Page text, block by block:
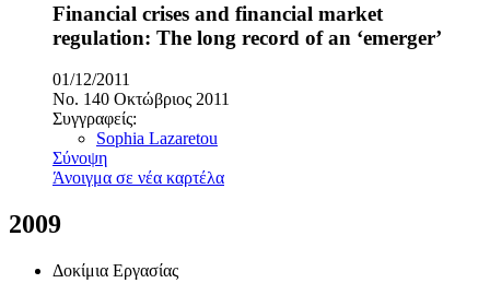
Financial crises and financial market
regulation: The long record of an ‘emerger’
01/12/2011
No. 140 Οκτώβριος 2011
Συγγραφείς:
Sophia Lazaretou
Σύνοψη
Άνοιγμα σε νέα καρτέλα
2009
Δοκίμια Εργασίας